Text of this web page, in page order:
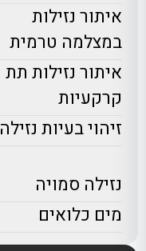
איתור נזילות
במצלמה טרמית
איתור נזילות תת
קרקעיות
זיהוי בעיות נזילה
נזילה סמויה
מים כלואים